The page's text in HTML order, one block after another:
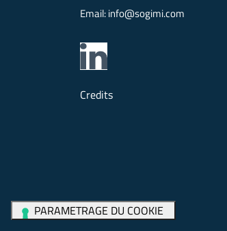
Email:info@sogimi.com
Credits